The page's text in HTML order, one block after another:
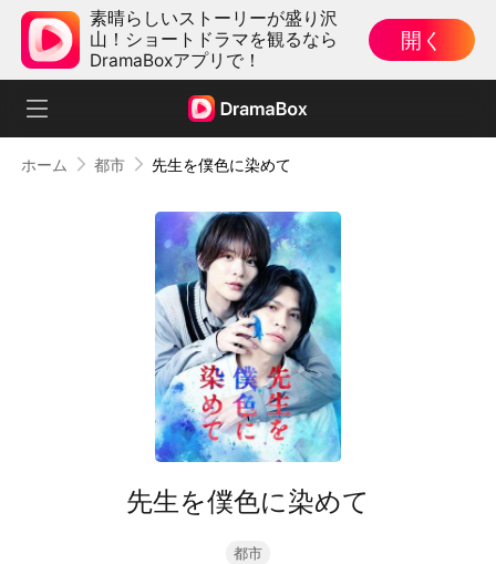
素晴らしいストーリーが盛り沢
山！ショートドラマを観るなら
DramaBoxアプリで！
開く
ホーム 都市 先生を僕色に染めて
先生を僕色に染めて
都市